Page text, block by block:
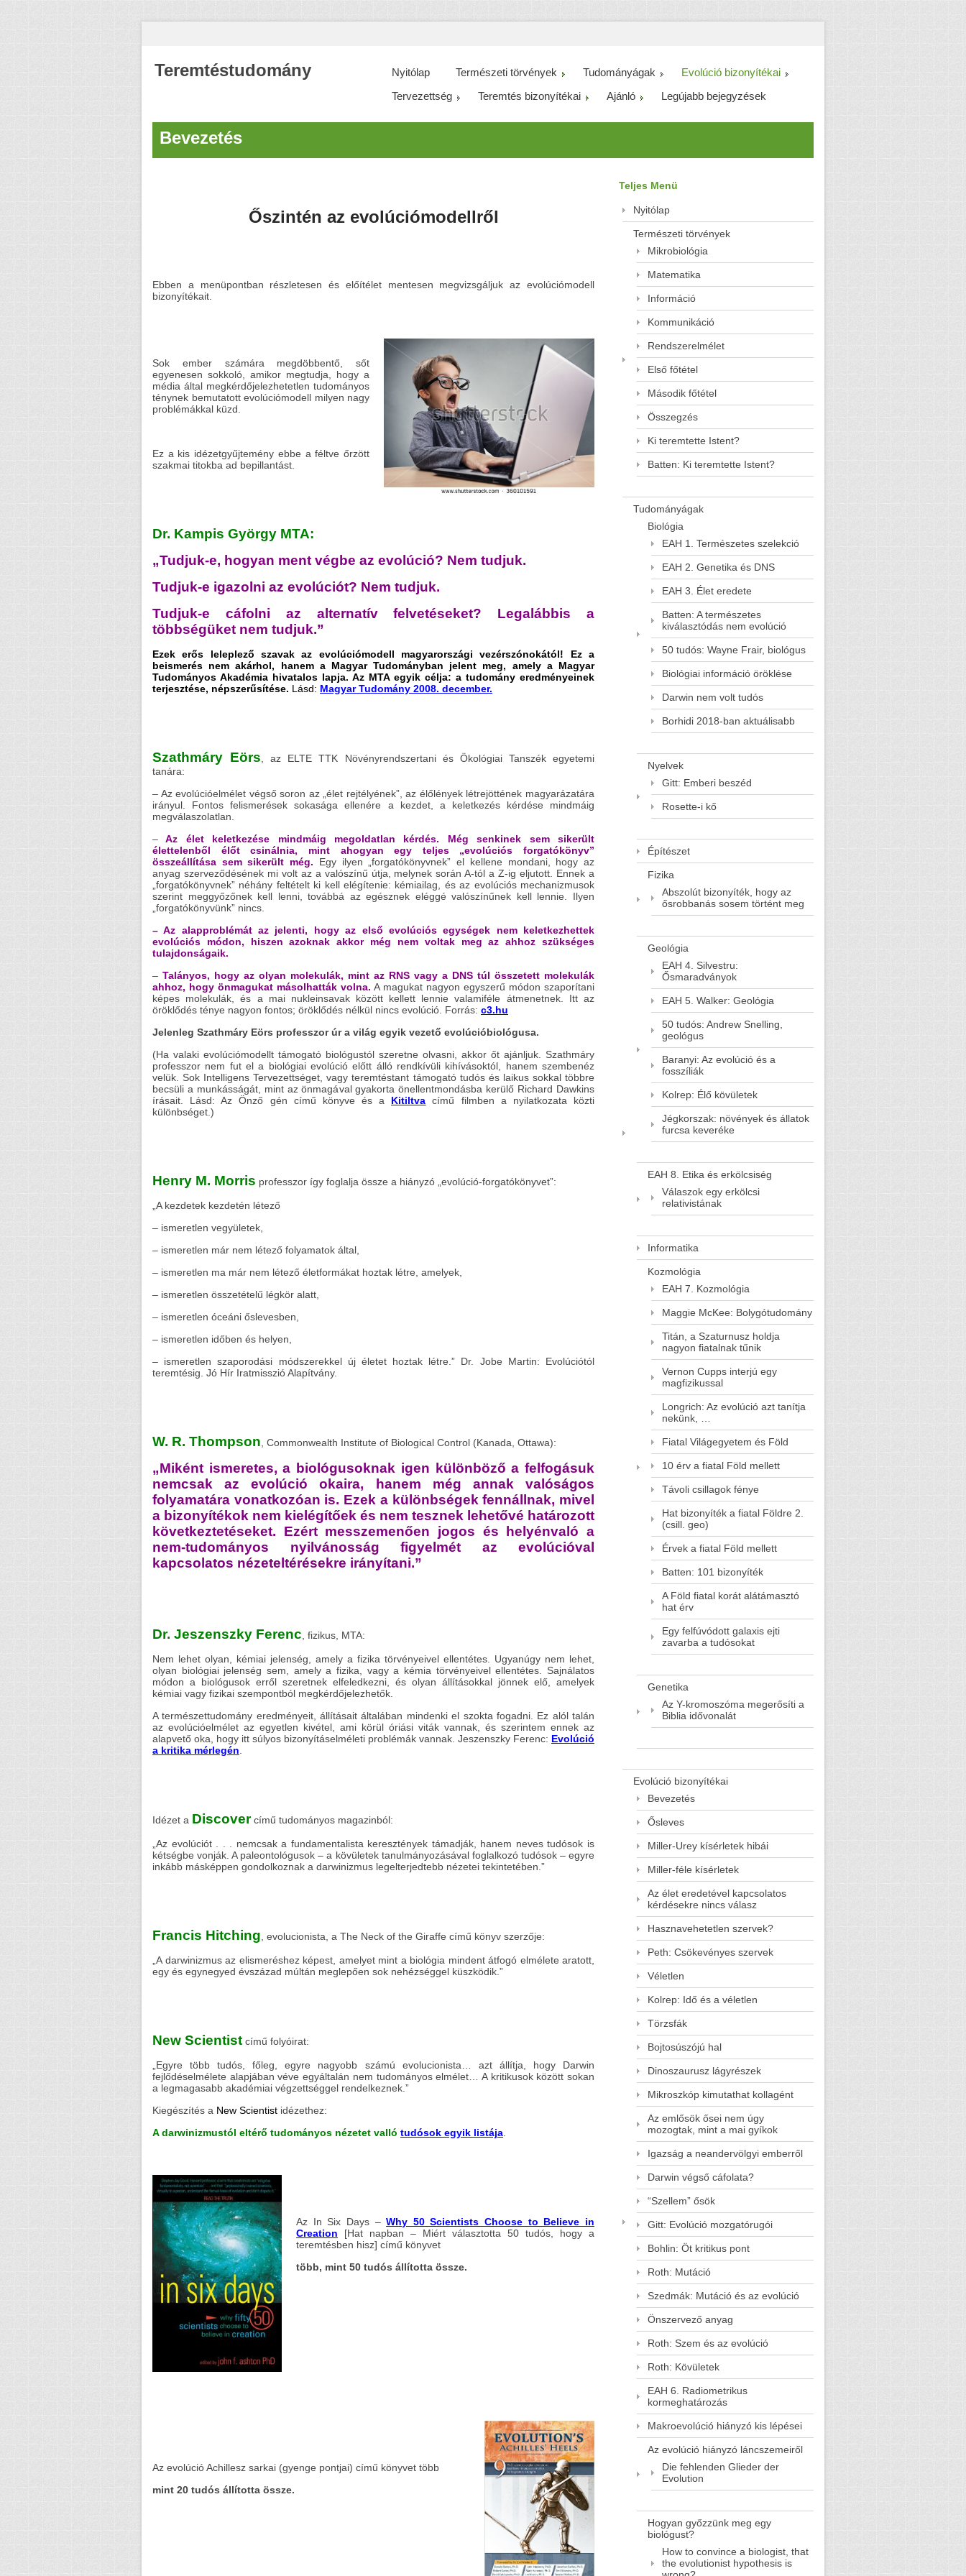
Teremtéstudomány Nyitólap Természeti törvények Tudományágak
Evolúció bizonyítékai
Tervezettség
Teremtés bizonyítékai Ajánló Legújabb bejegyzések
Bevezetés
Őszintén az evolúciómodellről
Ebben a menüpontban részletesen és előítélet mentesen megvizsgáljuk az evolúciómodell
bizonyítékait.
Sok ember számára megdöbbentő, sőt
egyenesen sokkoló, amikor megtudja, hogy a
média által megkérdőjelezhetetlen tudományos
ténynek bemutatott evolúciómodell milyen nagy
problémákkal küzd.
Ez a kis idézetgyűjtemény ebbe a féltve őrzött
szakmai titokba ad bepillantást.
Dr. Kampis György MTA:
„Tudjuk-e, hogyan ment végbe az evolúció? Nem tudjuk.
Tudjuk-e igazolni az evolúciót? Nem tudjuk.
Tudjuk-e cáfolni az alternatív felvetéseket? Legalábbis a
többségüket nem tudjuk.”
Ezek erős leleplező szavak az evolúciómodell magyarországi vezérszónokától! Ez a
beismerés nem akárhol, hanem a Magyar Tudományban jelent meg, amely a Magyar
Tudományos Akadémia hivatalos lapja. Az MTA egyik célja: a tudomány eredményeinek
terjesztése, népszerűsítése. Lásd: Magyar Tudomány 2008. december.
Szathmáry Eörs , az ELTE TTK Növényrendszertani és Ökológiai Tanszék egyetemi
tanára:
– Az evolúcióelmélet végső soron az „élet rejtélyének”, az élőlények létrejöttének magyarázatára
irányul. Fontos felismerések sokasága ellenére a kezdet, a keletkezés kérdése mindmáig
megválaszolatlan.
– Az élet keletkezése mindmáig megoldatlan kérdés. Még senkinek sem sikerült
élettelenből élőt csinálnia, mint ahogyan egy teljes „evolúciós forgatókönyv”
összeállítása sem sikerült még. Egy ilyen „forgatókönyvnek” el kellene mondani, hogy az
anyag szerveződésének mi volt az a valószínű útja, melynek során A-tól a Z-ig eljutott. Ennek a
„forgatókönyvnek” néhány feltételt ki kell elégítenie: kémiailag, és az evolúciós mechanizmusok
szerint meggyőzőnek kell lenni, továbbá az egésznek eléggé valószínűnek kell lennie. Ilyen
„forgatókönyvünk” nincs.
– Az alapproblémát az jelenti, hogy az első evolúciós egységek nem keletkezhettek
evolúciós módon, hiszen azoknak akkor még nem voltak meg az ahhoz szükséges
tulajdonságaik.
– Talányos, hogy az olyan molekulák, mint az RNS vagy a DNS túl összetett molekulák
ahhoz, hogy önmagukat másolhatták volna. A magukat nagyon egyszerű módon szaporítani
képes molekulák, és a mai nukleinsavak között kellett lennie valamiféle átmenetnek. Itt az
öröklődés ténye nagyon fontos; öröklődés nélkül nincs evolúció. Forrás: c3.hu
Jelenleg Szathmáry Eörs professzor úr a világ egyik vezető evolúcióbiológusa.
(Ha valaki evolúciómodellt támogató biológustól szeretne olvasni, akkor őt ajánljuk. Szathmáry
professzor nem fut el a biológiai evolúció előtt álló rendkívüli kihívásoktól, hanem szembenéz
velük. Sok Intelligens Tervezettséget, vagy teremtéstant támogató tudós és laikus sokkal többre
becsüli a munkásságát, mint az önmagával gyakorta önellentmondásba kerülő Richard Dawkins
írásait. Lásd: Az Önző gén című könyve és a Kitiltva című filmben a nyilatkozata közti
különbséget.)
Henry M. Morris professzor így foglalja össze a hiányzó „evolúció-forgatókönyvet”:
„A kezdetek kezdetén létező
– ismeretlen vegyületek,
– ismeretlen már nem létező folyamatok által,
– ismeretlen ma már nem létező életformákat hoztak létre, amelyek,
– ismeretlen összetételű légkör alatt,
– ismeretlen óceáni őslevesben,
– ismeretlen időben és helyen,
– ismeretlen szaporodási módszerekkel új életet hoztak létre.” Dr. Jobe Martin: Evolúciótól
teremtésig. Jó Hír Iratmisszió Alapítvány.
W. R. Thompson , Commonwealth Institute of Biological Control (Kanada, Ottawa):
„Miként ismeretes, a biológusoknak igen különböző a felfogásuk
nemcsak az evolúció okaira, hanem még annak valóságos
folyamatára vonatkozóan is. Ezek a különbségek fennállnak, mivel
a bizonyítékok nem kielégítőek és nem tesznek lehetővé határozott
következtetéseket. Ezért messzemenően jogos és helyénvaló a
nem-tudományos nyilvánosság figyelmét az evolúcióval
kapcsolatos nézeteltérésekre irányítani.”
Dr. Jeszenszky Ferenc , fizikus, MTA:
Nem lehet olyan, kémiai jelenség, amely a fizika törvényeivel ellentétes. Ugyanúgy nem lehet,
olyan biológiai jelenség sem, amely a fizika, vagy a kémia törvényeivel ellentétes. Sajnálatos
módon a biológusok erről szeretnek elfeledkezni, és olyan állításokkal jönnek elő, amelyek
kémiai vagy fizikai szempontból megkérdőjelezhetők.
A természettudomány eredményeit, állításait általában mindenki el szokta fogadni. Ez alól talán
az evolúcióelmélet az egyetlen kivétel, ami körül óriási viták vannak, és szerintem ennek az
alapvető oka, hogy itt súlyos bizonyításelméleti problémák vannak. Jeszenszky Ferenc: Evolúció
a kritika mérlegén
Idézet a Discovercímű tudományos magazinból:
„Az evolúciót . . . nemcsak a fundamentalista keresztények támadják, hanem neves tudósok is
kétségbe vonják. A paleontológusok – a kövületek tanulmányozásával foglalkozó tudósok – egyre
inkább másképpen gondolkoznak a darwinizmus legelterjedtebb nézetei tekintetében.”
Francis Hitching , evolucionista, a The Neck of the Giraffe című könyv szerzője:
„A darwinizmus az elismeréshez képest, amelyet mint a biológia mindent átfogó elmélete aratott,
egy és egynegyed évszázad múltán meglepően sok nehézséggel küszködik.”
New Scientist című folyóirat:
„Egyre több tudós, főleg, egyre nagyobb számú evolucionista… azt állítja, hogy Darwin
fejlődéselmélete alapjában véve egyáltalán nem tudományos elmélet… A kritikusok között sokan
a legmagasabb akadémiai végzettséggel rendelkeznek.”
Kiegészítés a New Scientist idézethez:
A darwinizmustól eltérő tudományos nézetet valló tudósok egyik listája
Az In Six Days –Why 50 Scientists Choose to Believe in
Creation [Hat napban – Miért választotta 50 tudós, hogy a
teremtésben hisz] című könyvet
több, mint 50 tudós állította össze.
Az evolúció Achillesz sarkai (gyenge pontjai) című könyvet több
mint 20 tudós állította össze.
Teljes Menü
Nyitólap
Természeti törvények
Mikrobiológia
Matematika
Információ
Kommunikáció
Rendszerelmélet
Első főtétel
Második főtétel
Összegzés
Ki teremtette Istent?
Batten: Ki teremtette Istent?
Tudományágak
Biológia
EAH 1. Természetes szelekció
EAH 2. Genetika és DNS
EAH 3. Élet eredete
Batten: A természetes
kiválasztódás nem evolúció
50 tudós: Wayne Frair, biológus
Biológiai információ öröklése
Darwin nem volt tudós
Borhidi 2018-ban aktuálisabb
Nyelvek
Gitt: Emberi beszéd
Rosette-i kő
Építészet
Fizika
Abszolút bizonyíték, hogy az
ősrobbanás sosem történt meg
Geológia
EAH 4. Silvestru:
Ősmaradványok
EAH 5. Walker: Geológia
50 tudós: Andrew Snelling,
geológus
Baranyi: Az evolúció és a
fosszíliák
Kolrep: Élő kövületek
Jégkorszak: növények és állatok
furcsa keveréke
EAH 8. Etika és erkölcsiség
Válaszok egy erkölcsi
relativistának
Informatika
Kozmológia
EAH 7. Kozmológia
Maggie McKee: Bolygótudomány
Titán, a Szaturnusz holdja
nagyon fiatalnak tűnik
Vernon Cupps interjú egy
magfizikussal
Longrich: Az evolúció azt tanítja
nekünk, …
Fiatal Világegyetem és Föld
10 érv a fiatal Föld mellett
Távoli csillagok fénye
Hat bizonyíték a fiatal Földre 2.
(csill. geo)
Érvek a fiatal Föld mellett
Batten: 101 bizonyíték
A Föld fiatal korát alátámasztó
hat érv
Egy felfúvódott galaxis ejti
zavarba a tudósokat
Genetika
Az Y-kromoszóma megerősíti a
Biblia idővonalát
Evolúció bizonyítékai
Bevezetés
Ősleves
Miller-Urey kísérletek hibái
Miller-féle kísérletek
Az élet eredetével kapcsolatos
kérdésekre nincs válasz
Hasznavehetetlen szervek?
Peth: Csökevényes szervek
Véletlen
Kolrep: Idő és a véletlen
Törzsfák
Bojtosúszójú hal
Dinoszaurusz lágyrészek
Mikroszkóp kimutathat kollagént
Az emlősök ősei nem úgy
mozogtak, mint a mai gyíkok
Igazság a neandervölgyi emberről
Darwin végső cáfolata?
“Szellem” ősök
Gitt: Evolúció mozgatórugói
Bohlin: Öt kritikus pont
Roth: Mutáció
Szedmák: Mutáció és az evolúció
Önszervező anyag
Roth: Szem és az evolúció
Roth: Kövületek
EAH 6. Radiometrikus
kormeghatározás
Makroevolúció hiányzó kis lépései
Az evolúció hiányzó láncszemeiről
Die fehlenden Glieder der
Evolution
Hogyan győzzünk meg egy
biológust?
How to convince a biologist, that
the evolutionist hypothesis is